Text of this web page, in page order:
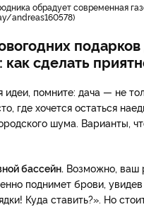
обрадует современная
andreas160578
как сделать
идеи, помните: дача — не
где хочется остаться
шума. Варианты,
бассейн. Возможно, ваш
поднимет брови,
Куда ставить?». Но